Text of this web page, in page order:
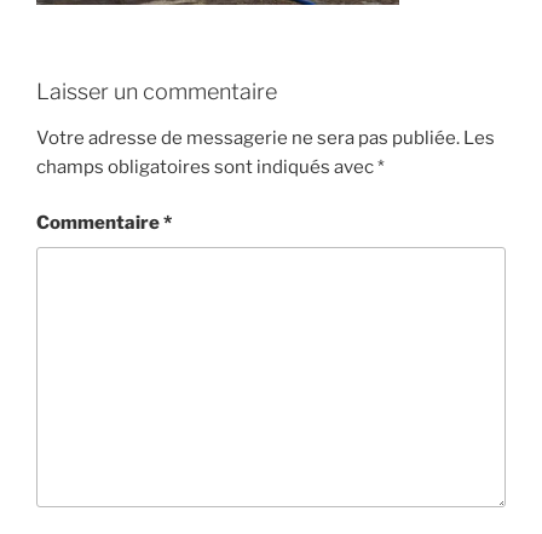
Laisser un commentaire
Votre adresse de messagerie ne sera pas publiée. Les
champs obligatoires sont indiqués avec*
Commentaire*